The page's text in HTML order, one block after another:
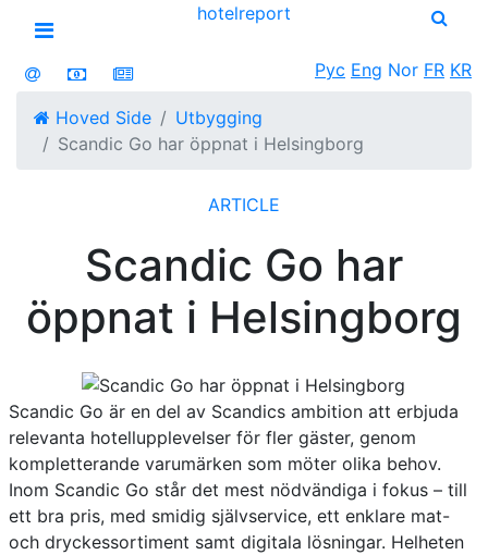
Open menu
hotelreport
Рус Eng Nor FR KR
Hoved Side
Utbygging
Scandic Go har öppnat i Helsingborg
ARTICLE
Scandic Go har
öppnat i Helsingborg
Scandic Go är en del av Scandics ambition att erbjuda
relevanta hotellupplevelser för fler gäster, genom
kompletterande varumärken som möter olika behov.
Inom Scandic Go står det mest nödvändiga i fokus – till
ett bra pris, med smidig självservice, ett enklare mat-
och dryckessortiment samt digitala lösningar. Helheten